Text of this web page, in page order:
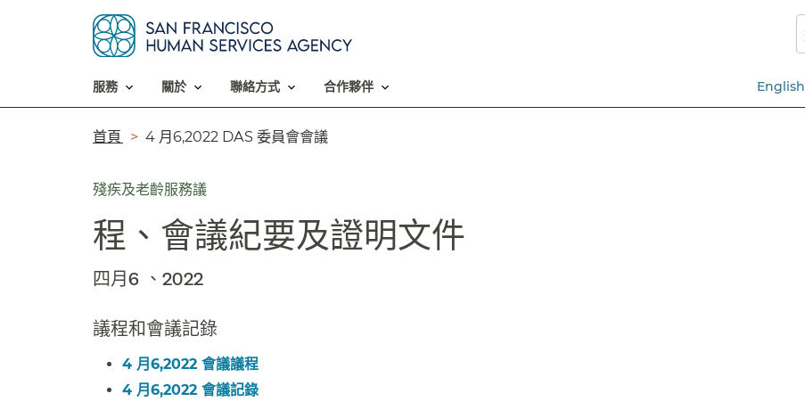
容​​
服務​​ 關於​​ 聯絡方式​​ 合作夥伴​​ English
導
列​​
首頁​​ 4 月6,2022 DAS 委員會會議​​
殘疾及老齡服務議
程、會議紀要及證明文件​​
四月6 、2022​​
議程和會議記錄​​
4 月6,2022 會議議程​​
4 月6,2022 會議記錄​​